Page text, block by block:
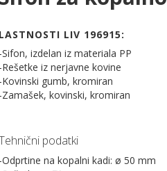
LASTNOSTI LIV 196915:
-Sifon, izdelan iz materiala PP
-Rešetke iz nerjavne kovine
-Kovinski gumb, kromiran
-Zamašek, kovinski, kromiran
podatki
-Odprtine na kopalni kadi: ø 50 mm